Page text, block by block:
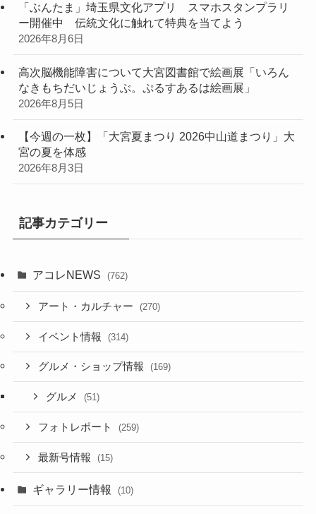
「ぶんたま」埼玉県文化アプリ スマホスタンプラリ
ー開催中 伝統文化に触れて特典を当てよう
2026年8月6日
高次脳機能障害について大宮図書館で絵画展「いろん
なきもちだいじょうぶ。ぷるすあるは絵画展」
2026年8月5日
【今週の一枚】「大宮夏まつり 2026中山道まつり」大
宮の夏を体感
2026年8月3日
記事カテゴリー
アコレNEWS (762)
アート・カルチャー (270)
イベント情報 (314)
グルメ・ショップ情報 (169)
グルメ (51)
フォトレポート (259)
最新号情報 (15)
ギャラリー情報 (10)